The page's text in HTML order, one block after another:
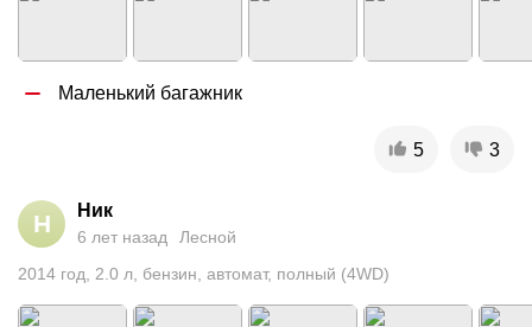
Маленький багажник
5 3
Н Ник
6 лет назад
Лесной
2014 год 2.0 л бензин автомат, полный (4WD)